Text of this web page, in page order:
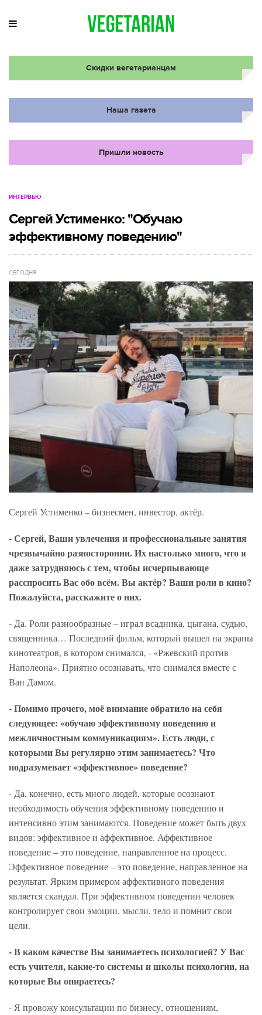
Скидки вегетарианцам
Наша газета
Пришли новость
ИНТЕРВЬЮ
Сергей Устименко: "Обучаю
эффективному поведению"
СЕГОДНЯ
Сергей Устименко – бизнесмен, инвестор, актёр.
- Сергей, Ваши увлечения и профессиональные занятия
чрезвычайно разносторонни. Их настолько много, что я
даже затрудняюсь с тем, чтобы исчерпывающе
расспросить Вас обо всём. Вы актёр? Ваши роли в кино?
Пожалуйста, расскажите о них.
- Да. Роли разнообразные – играл всадника, цыгана, судью,
священника… Последний фильм, который вышел на экраны
кинотеатров, в котором снимался, - «Ржевский против
Наполеона». Приятно осознавать, что снимался вместе с
Ван Дамом.
- Помимо прочего, моё внимание обратило на себя
следующее: «обучаю эффективному поведению и
межличностным коммуникациям». Есть люди, с
которыми Вы регулярно этим занимаетесь? Что
подразумевает «эффективное» поведение?
- Да, конечно, есть много людей, которые осознают
необходимость обучения эффективному поведению и
интенсивно этим занимаются. Поведение может быть двух
видов: эффективное и аффективное. Аффективное
поведение – это поведение, направленное на процесс.
Эффективное поведение – это поведение, направленное на
результат. Ярким примером аффективного поведения
является скандал. При эффективном поведении человек
контролирует свои эмоции, мысли, тело и помнит свои
цели.
- В каком качестве Вы занимаетесь психологией? У Вас
есть учителя, какие-то системы и школы психологии, на
которые Вы опираетесь?
- Я провожу консультации по бизнесу, отношениям,